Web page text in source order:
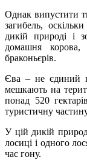
Однак випустити
загибель,
дикій природі і
домашня
браконьєрів.
Єва – не єдиний
мешкають на
понад 520
туристичну
У цій дикій
лосиці і одного
час гону.